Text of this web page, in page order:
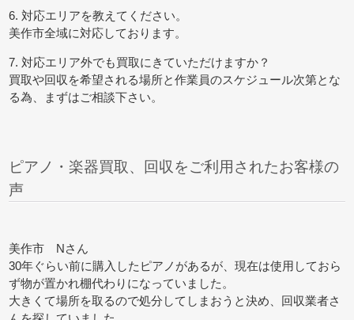
6. 対応エリアを教えてください。
美作市全域に対応しております。
7. 対応エリア外でも買取にきていただけますか？
買取や回収を希望される場所と作業員のスケジュール次第とな
る為、まずはご相談下さい。
ピアノ・楽器買取、回収をご利用されたお客様の
声
美作市 Nさん
30年ぐらい前に購入したピアノがあるが、現在は使用しておら
ず物が置かれ棚代わりになっていました。
大きくて場所を取るので処分してしまおうと決め、回収業者さ